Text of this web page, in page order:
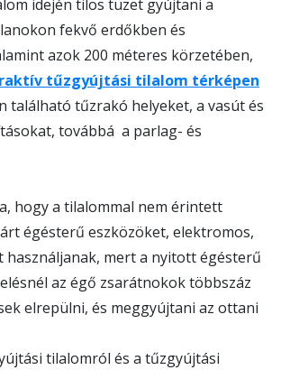
idején tilos tüzet gyújtani a
fekvő erdőkben és
azok 200 méteres körzetében,
tűzgyújtási tilalom térképen
található tűzrakó helyeket, a vasút és
továbbá a parlag- és
hogy a tilalommal nem érintett
égésterű eszközöket, elektromos,
használjanak, mert a nyitott égésterű
az égő zsarátnokok többszáz
elrepülni, és meggyújtani az ottani
tilalomról és a tűzgyújtási